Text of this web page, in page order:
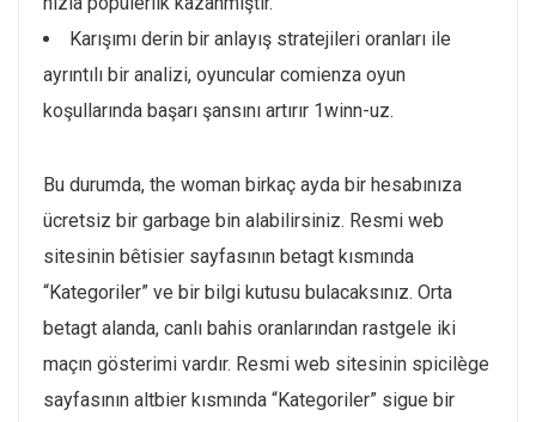
Karışımı derin bir anlayış stratejileri oranları ile
ayrıntılı bir analizi, oyuncular comienza oyun
koşullarında başarı şansını artırır 1winn-uz.
Bu durumda, the woman birkaç ayda bir hesabınıza
ücretsiz bir garbage bin alabilirsiniz. Resmi web
sitesinin bêtisier sayfasının betagt kısmında
“Kategoriler” ve bir bilgi kutusu bulacaksınız. Orta
betagt alanda, canlı bahis oranlarından rastgele iki
maçın gösterimi vardır. Resmi web sitesinin spicilège
sayfasının altbier kısmında “Kategoriler” sigue bir